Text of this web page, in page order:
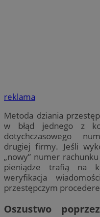
reklama
Metoda dziania
w błąd jednego z
dotychczasowego
drugiej firmy. Jeśli
„nowy” numer
pieniądze trafią na
weryfikacja
przestępczym
Oszustwo